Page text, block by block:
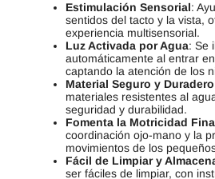
Estimulación Sensorial:
sentidos del tacto y la vista,
experiencia multisensorial.
Luz Activada por Agua: Se
automáticamente al entrar
captando la atención de los
Material Seguro y Duradero
materiales resistentes al
seguridad y durabilidad.
Fomenta la Motricidad Fina
coordinación ojo-mano y la
movimientos de los
Fácil de Limpiar y
ser fáciles de limpiar, con